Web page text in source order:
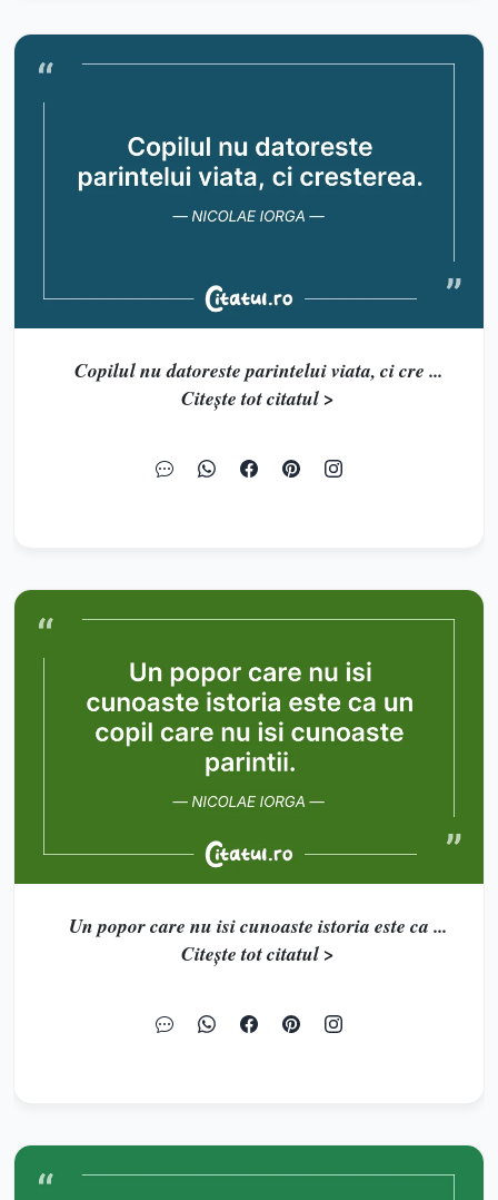
Copilul nu datoreste parintelui viata, ci cre ...
Citește tot citatul >
Un popor care nu isi cunoaste istoria este ca ...
Citește tot citatul >